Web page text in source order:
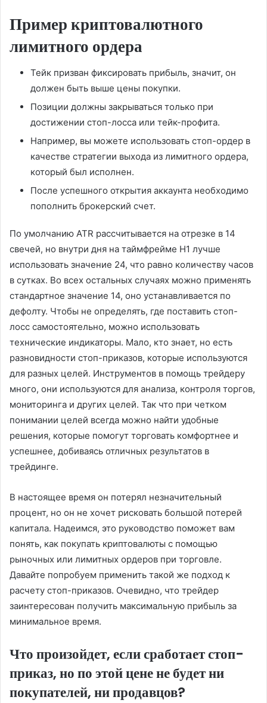
Пример криптовалютного
лимитного ордера
Тейк призван фиксировать прибыль, значит, он
должен быть выше цены покупки.
Позиции должны закрываться только при
достижении стоп-лосса или тейк-профита.
Например, вы можете использовать стоп-ордер в
качестве стратегии выхода из лимитного ордера,
который был исполнен.
После успешного открытия аккаунта необходимо
пополнить брокерский счет.
По умолчанию ATR рассчитывается на отрезке в 14
свечей, но внутри дня на таймфрейме H1 лучше
использовать значение 24, что равно количеству часов
в сутках. Во всех остальных случаях можно применять
стандартное значение 14, оно устанавливается по
дефолту. Чтобы не определять, где поставить стоп-
лосс самостоятельно, можно использовать
технические индикаторы. Мало, кто знает, но есть
разновидности стоп-приказов, которые используются
для разных целей. Инструментов в помощь трейдеру
много, они используются для анализа, контроля торгов,
мониторинга и других целей. Так что при четком
понимании целей всегда можно найти удобные
решения, которые помогут торговать комфортнее и
успешнее, добиваясь отличных результатов в
трейдинге.
В настоящее время он потерял незначительный
процент, но он не хочет рисковать большой потерей
капитала. Надеимся, это руководство поможет вам
понять, как покупать криптовалюты с помощью
рыночных или лимитных ордеров при торговле.
Давайте попробуем применить такой же подход к
расчету стоп-приказов. Очевидно, что трейдер
заинтересован получить максимальную прибыль за
минимальное время.
Что произойдет, если сработает стоп-
приказ, но по этой цене не будет ни
покупателей, ни продавцов?